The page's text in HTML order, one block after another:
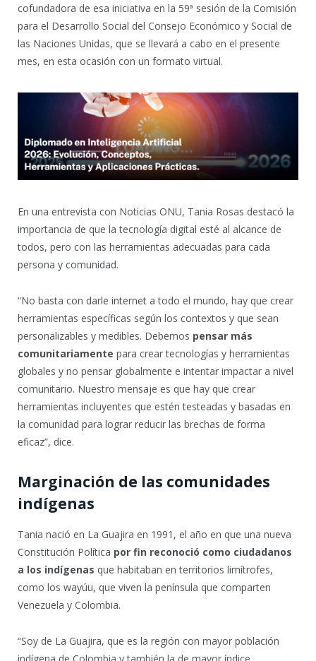
cofundadora de esa iniciativa en la 59ª sesión de la Comisión
para el Desarrollo Social del Consejo Económico y Social de
las Naciones Unidas, que se llevará a cabo en el presente
mes, en esta ocasión con un formato virtual.
En una entrevista con Noticias ONU, Tania Rosas destacó la
importancia de que la tecnología digital esté al alcance de
todos, pero con las herramientas adecuadas para cada
persona y comunidad.
“No basta con darle internet a todo el mundo, hay que crear
herramientas específicas según los contextos y que sean
personalizables y medibles. Debemos pensar más
comunitariamente para crear tecnologías y herramientas
globales y no pensar globalmente e intentar impactar a nivel
comunitario. Nuestro mensaje es que hay que crear
herramientas incluyentes que estén testeadas y basadas en
la comunidad para lograr reducir las brechas de forma
eficaz”, dice.
Marginación de las comunidades
indígenas
Tania nació en La Guajira en 1991, el año en que una nueva
Constitución Política por fin reconoció como ciudadanos
a los indígenas que habitaban en territorios limítrofes,
como los wayúu, que viven la península que comparten
Venezuela y Colombia.
“Soy de La Guajira, que es la región con mayor población